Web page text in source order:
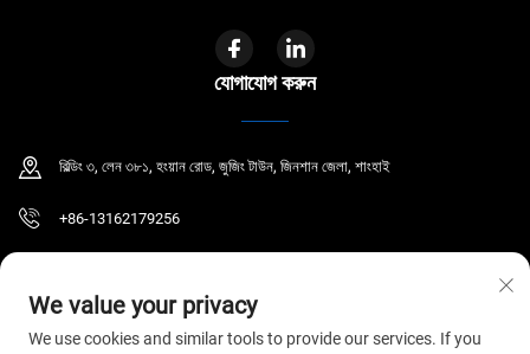
যোগাযোগ করুন
বিল্ডিং ৩, লেন ৩৮১, হংয়ান রোড, জুজিং টাউন, জিনশান জেলা, শাংহাই
+86-13162179256
We value your privacy
We use cookies and similar tools to provide our services. If you